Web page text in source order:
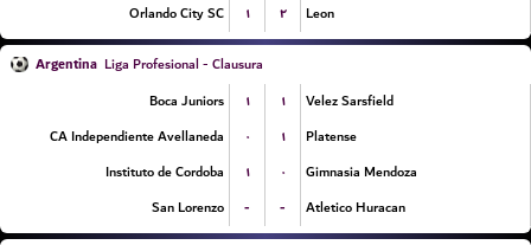
Orlando City SC
۱ ۲ Leon
Argentina Liga Profesional - Clausura
Boca Juniors
۱ ۱
Velez Sarsfield
CA Independiente Avellaneda
۰ ۱
Platense
Instituto de Cordoba
۱ ۰
Gimnasia Mendoza
San Lorenzo
- - Atletico Huracan